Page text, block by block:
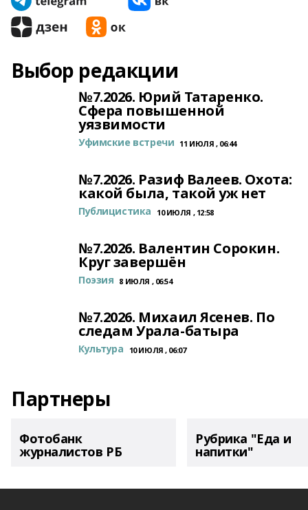
Выбор редакции
№7.2026. Юрий Татаренко.
Сфера повышенной
уязвимости
Уфимские встречи 11 ИЮЛЯ , 06:44
№7.2026. Разиф Валеев. Охота:
какой была, такой уж нет
Публицистика 10 ИЮЛЯ , 12:58
№7.2026. Валентин Сорокин.
Круг завершён
Поэзия 8 ИЮЛЯ , 06:54
№7.2026. Михаил Ясенев. По
следам Урала-батыра
Культура 10 ИЮЛЯ , 06:07
Партнеры
Фотобанк
журналистов РБ
Рубрика "Еда и
напитки"